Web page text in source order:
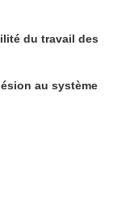
du travail des
au système